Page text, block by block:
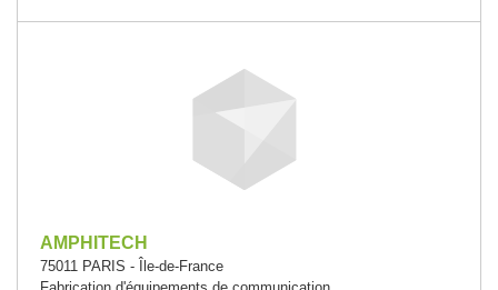
AMPHITECH
75011 PARIS - Île-de-France